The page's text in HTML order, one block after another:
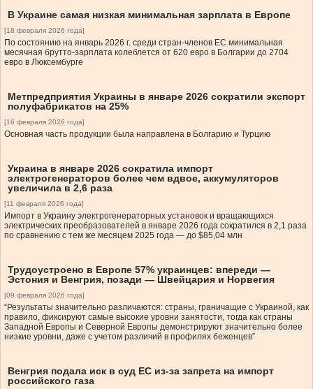
В Украине самая низкая минимальная зарплата в Европе
[18 февраля 2026 года]
По состоянию на январь 2026 г. среди стран-членов ЕС минимальная
месячная брутто-зарплата колеблется от 620 евро в Болгарии до 2704
евро в Люксембурге
Метпредприятия Украины в январе 2026 сократили экспорт
полуфабрикатов на 25%
[16 февраля 2026 года]
Основная часть продукции была направлена в Болгарию и Турцию
Украина в январе 2026 сократила импорт
электрогенераторов более чем вдвое, аккумуляторов
увеличила в 2,6 раза
[11 февраля 2026 года]
Импорт в Украину электрогенераторных установок и вращающихся
электрических преобразователей в январе 2026 года сократился в 2,1 раза
по сравнению с тем же месяцем 2025 года — до $85,04 млн
Трудоустроено в Европе 57% украинцев: впереди —
Эстония и Венгрия, позади — Швейцария и Норвегия
[09 февраля 2026 года]
“Результаты значительно различаются: страны, граничащие с Украиной, как
правило, фиксируют самые высокие уровни занятости, тогда как страны
Западной Европы и Северной Европы демонстрируют значительно более
низкие уровни, даже с учетом различий в профилях беженцев”
Венгрия подала иск в суд ЕС из-за запрета на импорт
российского газа